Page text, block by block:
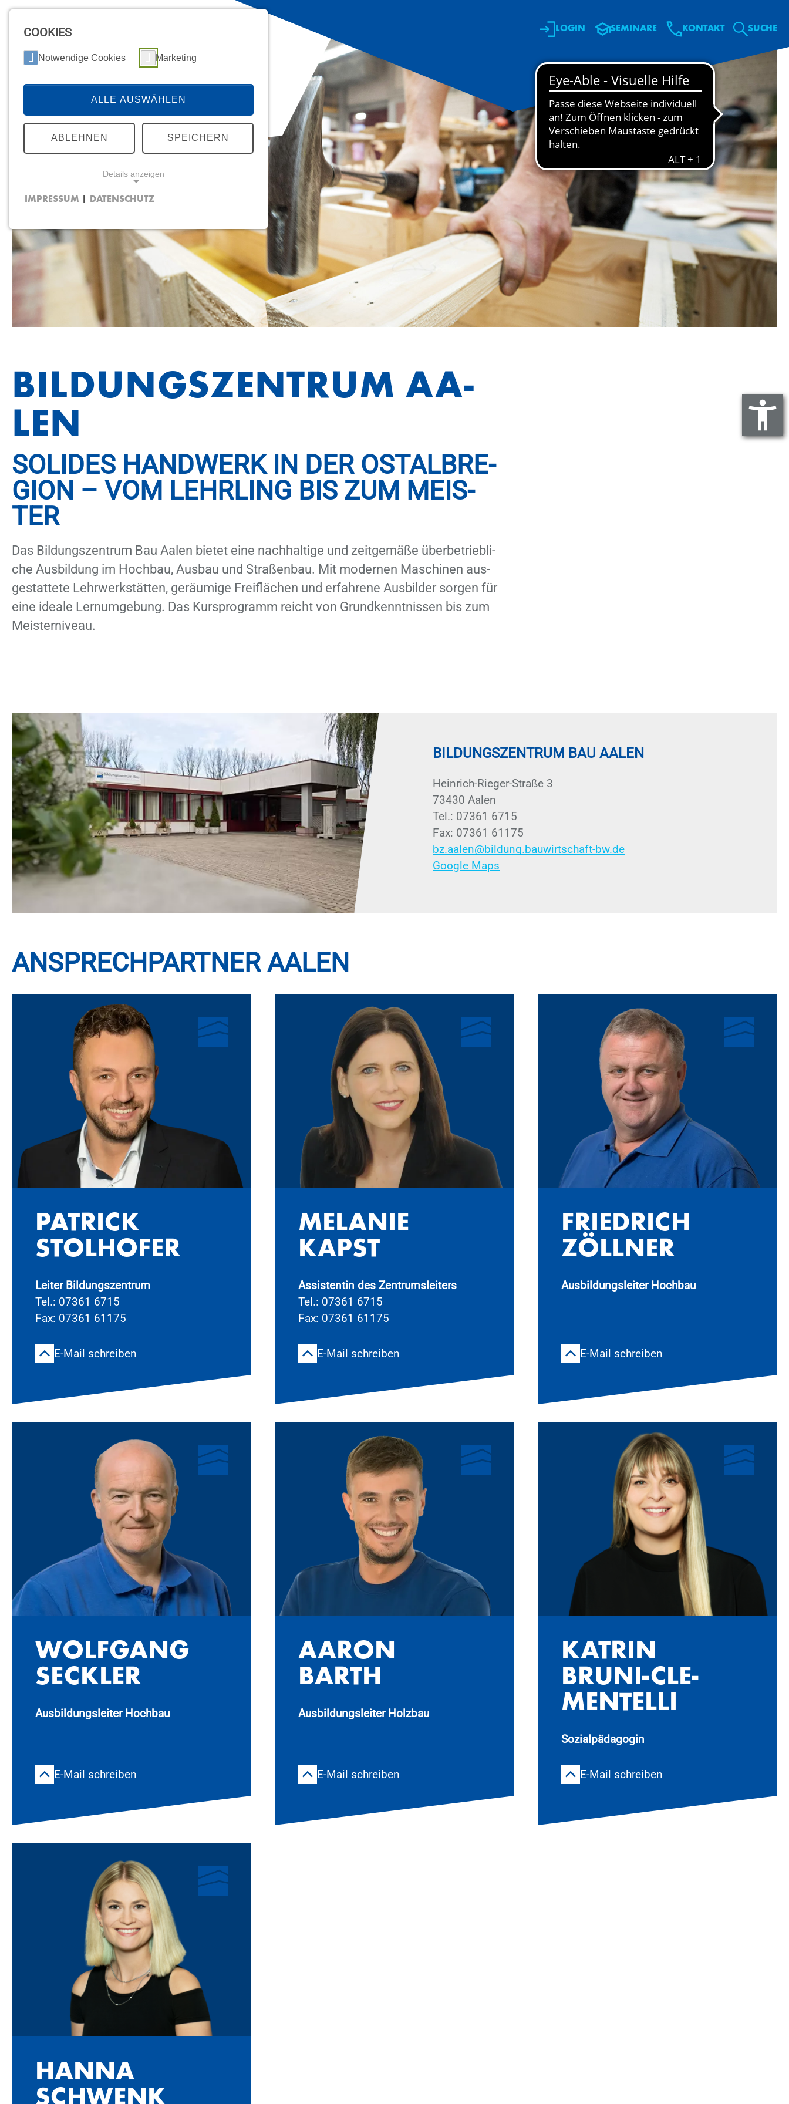
LOGIN SEMINARE KONTAKT SU­CHE
BIL­DUNGS­ZEN­TRUM AA­
LEN
SO­LI­DES HAND­WERK IN DER OSTALB­RE­
GI­ON – VOM LEHR­LING BIS ZUM MEIS­
TER
Das Bil­dungs­zen­trum Bau Aa­len bie­tet eine nach­hal­ti­ge und zeit­ge­mä­ße über­be­trieb­li­
che Aus­bil­dung im Hoch­bau, Aus­bau und Stra­ßen­bau. Mit mo­der­nen Ma­schi­nen aus­
ge­stat­te­te Lehr­werk­stät­ten, ge­räu­mi­ge Frei­flä­chen und er­fah­re­ne Aus­bil­der sor­gen für
eine idea­le Lern­um­ge­bung. Das Kurs­pro­gramm reicht von Grund­kennt­nis­sen bis zum
Meis­ter­ni­veau.
BILDUNGSZENTRUM BAU AALEN
Hein­rich-Rie­ger-Stra­ße 3
73430 Aa­len
Tel.: 07361 6715
Fax: 07361 61175
bz.aalen@bildung.bauwirtschaft-bw.de
Google Maps
AN­SPRECH­PART­NER AA­LEN
PA­TRICK
STOL­HO­FER
Leiter Bildungszentrum
Tel.: 07361 6715
Fax: 07361 61175
E-Mail schreiben
ME­LA­NIE
KAPST
Assistentin des Zentrumsleiters
Tel.: 07361 6715
Fax: 07361 61175
E-Mail schreiben
FRIED­RICH
ZÖLL­NER
Ausbildungsleiter Hochbau
E-Mail schreiben
WOLF­GANG
SE­CK­LER
Ausbildungsleiter Hochbau
E-Mail schreiben
AA­RON
BARTH
Ausbildungsleiter Holzbau
E-Mail schreiben
KAT­RIN
BRUNI-CLE­
MEN­TEL­LI
Sozialpädagogin
E-Mail schreiben
HAN­NA
SCHWENK
COOKIES
Notwendige Cookies Marketing
ALLE AUSWÄHLEN
ABLEHNEN SPEICHERN
Details anzeigen
MARKETING
IMPRESSUM DATENSCHUTZ